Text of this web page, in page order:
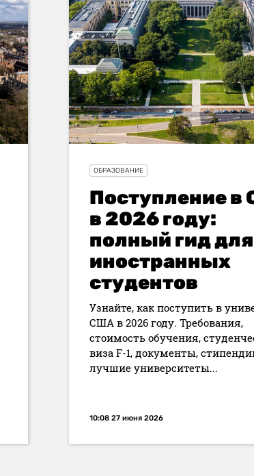
ОБРАЗОВАНИЕ
Поступление
в 2026 году:
полный гид для
иностранных
студентов
Узнайте, как поступить в
США в 2026 году. Требования,
стоимость обучения,
виза F-1, документы,
лучшие университеты...
10:08 27 июня 2026